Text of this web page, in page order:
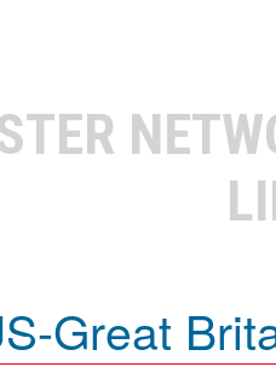
Great